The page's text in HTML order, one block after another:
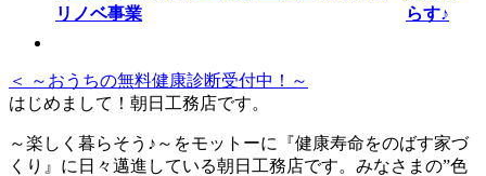
らす♪
＜ ～おうちの無料健康診断受付中！～
はじめまして！朝日工務店です。
～楽しく暮らそう♪～をモットーに『健康寿命をのばす家づ
くり』に日々邁進している朝日工務店です。みなさまの”色